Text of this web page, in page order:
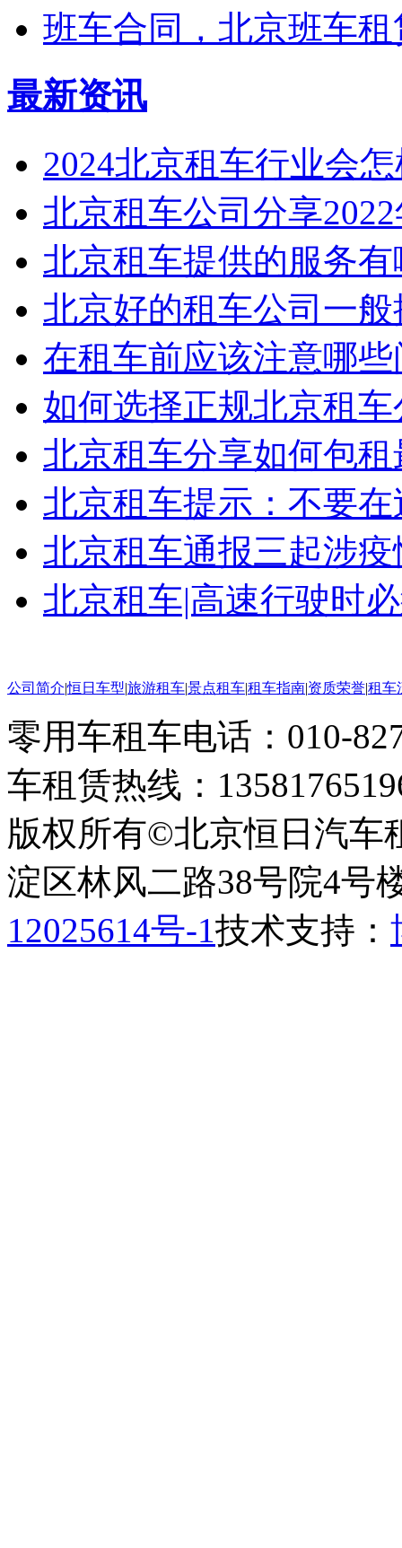
班车合同，北京班车
最新资讯
2024北京租车行业会
北京租车公司分享2022
北京租车提供的服务有
北京好的租车公司一
在租车前应该注意哪
如何选择正规北京租车
北京租车分享如何包
北京租车提示：不要
北京租车通报三起涉
北京租车|高速行驶时
公司简介|恒日车型|旅游租车|景点租车|租车指南|资质荣誉|租车
零用车租车电话：010-
车租赁热线：
版权所有©北京恒日汽车
淀区林风二路38号院4号
12025614号-1技术支持：